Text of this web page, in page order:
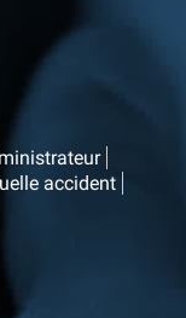
accident